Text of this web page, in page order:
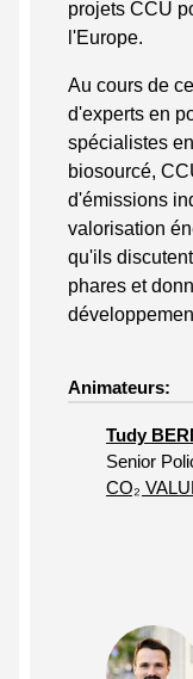
projets CCU
l'Europe.
Au cours de
d'experts en
spécialistes
biosourcé,
d'émissions
valorisation
qu'ils
phares et
Animateurs:
Tudy
Senior
CO₂